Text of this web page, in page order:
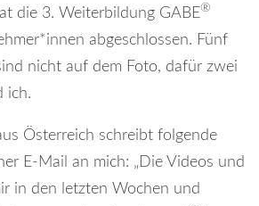
die 3. Weiterbildung GABE®
abgeschlossen. Fünf
nicht auf dem Foto, dafür zwei
ich.
Österreich schreibt folgende
E-Mail an mich: „Die Videos und
in den letzten Wochen und